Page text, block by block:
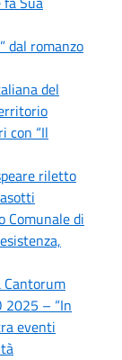
dal romanzo
del
con “Il
riletto
Comunale di
Cantorum
2025 – “In
eventi